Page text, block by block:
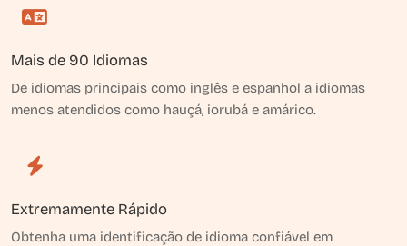
Mais de 90 Idiomas
De idiomas principais como inglês e espanhol a idiomas
menos atendidos como hauçá, iorubá e amárico.
Extremamente Rápido
Obtenha uma identificação de idioma confiável em